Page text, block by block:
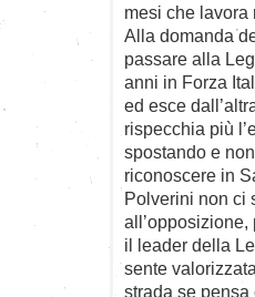
mesi che lavora
Alla domanda
passare alla
anni in Forza
ed esce
rispecchia più
spostando e
riconoscere in
Polverini non ci
il leader della
sente
strada se pensa